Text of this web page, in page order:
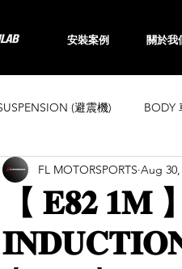
安裝案例 關於我
(避震機) BODY
(煞車系統) CHASSIS 車身強
BMW Toyota Honda
【 𝐄𝟖𝟐
FL MOTORSPORTS Aug 30,